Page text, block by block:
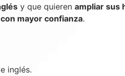
y que quieren ampliar sus
mayor confianza.
inglés.